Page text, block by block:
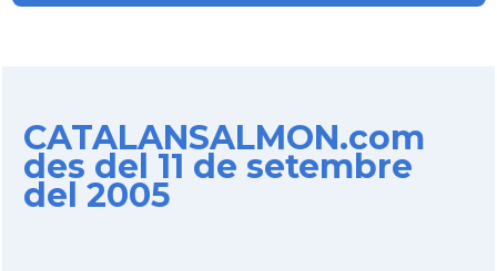
CATALANSALMON.com
des del 11 de setembre
del 2005